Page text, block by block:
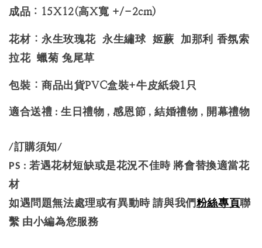
成品：15X12(高X寬 +/-2cm)
花材 : 永生玫瑰花 永生繡球 姬蕨 加那利 香氛索
拉花 蠟菊 兔尾草
包裝 : 商品出貨PVC盒裝+牛皮紙袋1只
適合送禮 : 生日禮物 , 感恩節 , 結婚禮物 , 開幕禮物
/訂購須知/
PS : 若遇花材短缺或是花況不佳時 將會替換適當花
材
如遇問題無法處理或有異動時 請與我們粉絲專頁聯
繫 由小編為您服務